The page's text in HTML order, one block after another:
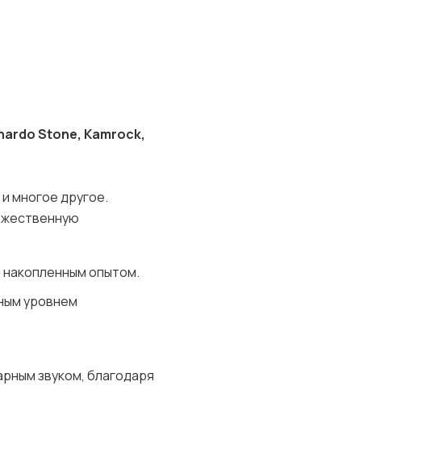
Stone, Kamrock,
многое другое.
опытом.
уровнем
звуком, благодаря